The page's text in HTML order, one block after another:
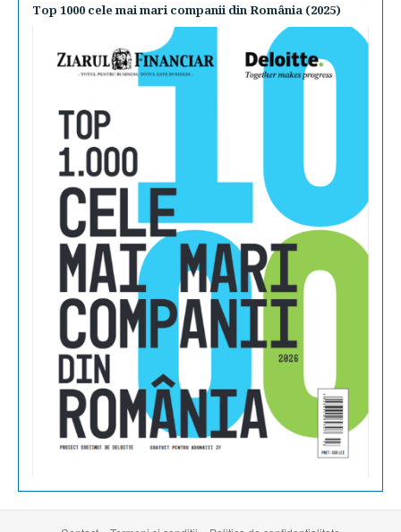
Top 1000 cele mai mari companii din România (2025)